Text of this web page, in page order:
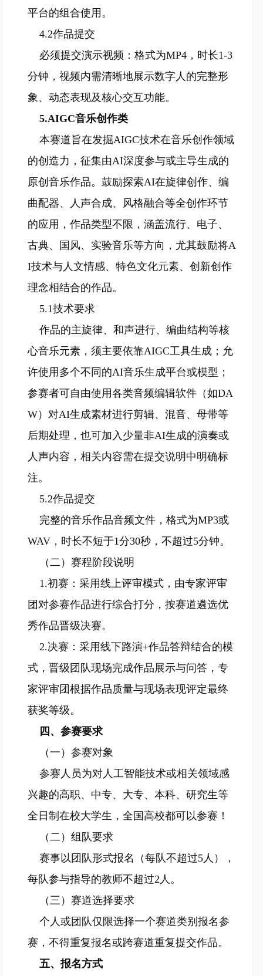
平台的组合使用。
4.2作品提交
必须提交演示视频：格式为MP4，时长1-3
分钟，视频内需清晰地展示数字人的完整形
象、动态表现及核心交互功能。
5.AIGC音乐创作类
本赛道旨在发掘AIGC技术在音乐创作领域
的创造力，征集由AI深度参与或主导生成的
原创音乐作品。鼓励探索AI在旋律创作、编
曲配器、人声合成、风格融合等全创作环节
的应用，作品类型不限，涵盖流行、电子、
古典、国风、实验音乐等方向，尤其鼓励将A
I技术与人文情感、特色文化元素、创新创作
理念相结合的作品。
5.1技术要求
作品的主旋律、和声进行、编曲结构等核
心音乐元素，须主要依靠AIGC工具生成；允
许使用多个不同的AI音乐生成平台或模型；
参赛者可自由使用各类音频编辑软件（如DA
W）对AI生成素材进行剪辑、混音、母带等
后期处理，也可加入少量非AI生成的演奏或
人声内容，相关内容需在提交说明中明确标
注。
5.2作品提交
完整的音乐作品音频文件，格式为MP3或
WAV，时长不短于1分30秒，不超过5分钟。
（二）赛程阶段说明
1.初赛：采用线上评审模式，由专家评审
团对参赛作品进行综合打分，按赛道遴选优
秀作品晋级决赛。
2.决赛：采用线下路演+作品答辩结合的模
式，晋级团队现场完成作品展示与问答，专
家评审团根据作品质量与现场表现评定最终
获奖等级。
四、参赛要求
（一）参赛对象
参赛人员为对人工智能技术或相关领域感
兴趣的高职、中专、大专、本科、研究生等
全日制在校大学生，全国高校都可以参赛！
（二）组队要求
赛事以团队形式报名（每队不超过5人），
每队参与指导的教师不超过2人。
（三）赛道选择要求
个人或团队仅限选择一个赛道类别报名参
赛，不得重复报名或跨赛道重复提交作品。
五、报名方式